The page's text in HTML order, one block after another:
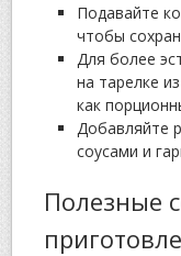
Подавайте
чтобы
Для более
на тарелке
как
Добавляйте
соусами и
Полезные